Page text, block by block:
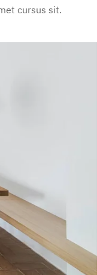
cursus sit.